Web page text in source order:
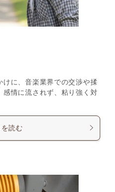
けに、音楽業界での交渉や揉
感情に流されず、粘り強く対
読む